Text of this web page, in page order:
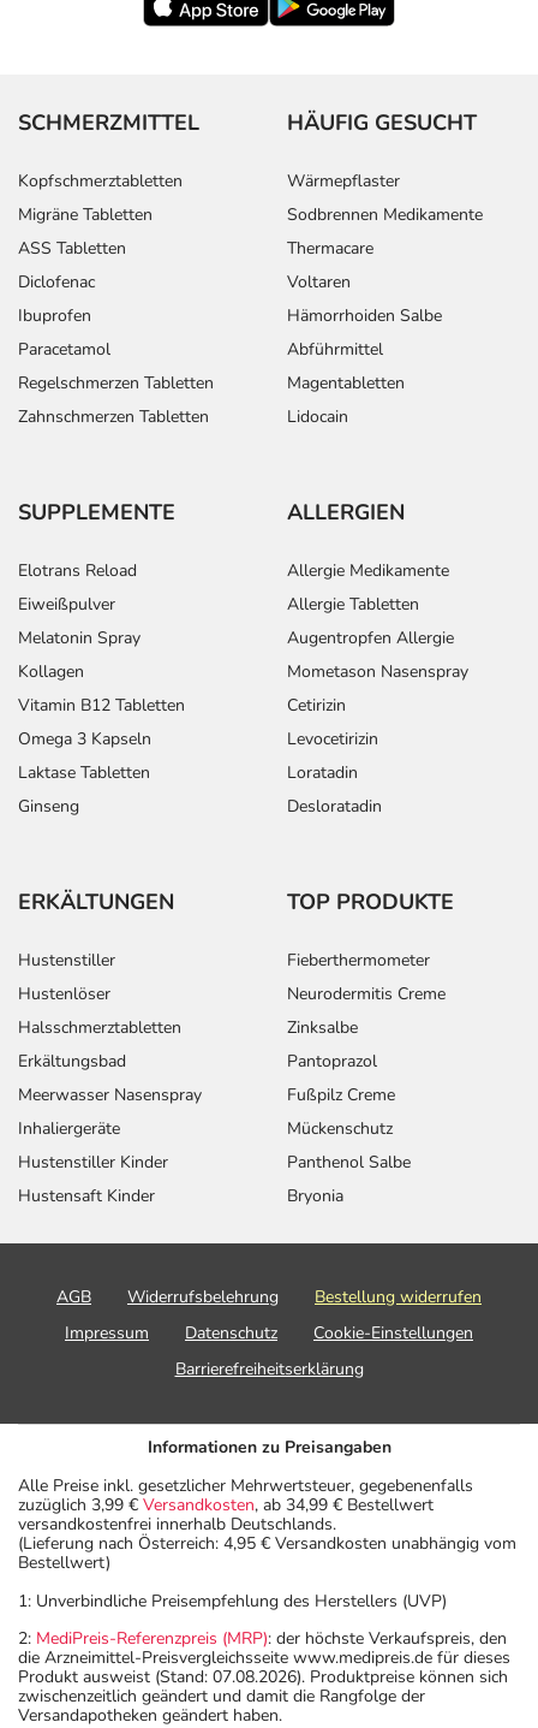
SCHMERZMITTEL
Kopfschmerztabletten
Migräne Tabletten
ASS Tabletten
Diclofenac
Ibuprofen
Paracetamol
Regelschmerzen Tabletten
Zahnschmerzen Tabletten
HÄUFIG GESUCHT
Wärmepflaster
Sodbrennen Medikamente
Thermacare
Voltaren
Hämorrhoiden Salbe
Abführmittel
Magentabletten
Lidocain
SUPPLEMENTE
Elotrans Reload
Eiweißpulver
Melatonin Spray
Kollagen
Vitamin B12 Tabletten
Omega 3 Kapseln
Laktase Tabletten
Ginseng
ALLERGIEN
Allergie Medikamente
Allergie Tabletten
Augentropfen Allergie
Mometason Nasenspray
Cetirizin
Levocetirizin
Loratadin
Desloratadin
ERKÄLTUNGEN
Hustenstiller
Hustenlöser
Halsschmerztabletten
Erkältungsbad
Meerwasser Nasenspray
Inhaliergeräte
Hustenstiller Kinder
Hustensaft Kinder
TOP PRODUKTE
Fieberthermometer
Neurodermitis Creme
Zinksalbe
Pantoprazol
Fußpilz Creme
Mückenschutz
Panthenol Salbe
Bryonia
AGB Widerrufsbelehrung
Bestellung widerrufen
Impressum
Datenschutz
Cookie-Einstellungen
Barrierefreiheitserklärung
Informationen zu Preisangaben
Alle Preise inkl. gesetzlicher Mehrwertsteuer, gegebenenfalls
zuzüglich 3,99 € Versandkosten, ab 34,99 € Bestellwert
versandkostenfrei innerhalb Deutschlands.
(Lieferung nach Österreich: 4,95 € Versandkosten unabhängig vom
Bestellwert)
1: Unverbindliche Preisempfehlung des Herstellers (UVP)
2: MediPreis-Referenzpreis (MRP): der höchste Verkaufspreis, den
die Arzneimittel-Preisvergleichsseite www.medipreis.de für dieses
Produkt ausweist (Stand: 07.08.2026). Produktpreise können sich
zwischenzeitlich geändert und damit die Rangfolge der
Versandapotheken geändert haben.